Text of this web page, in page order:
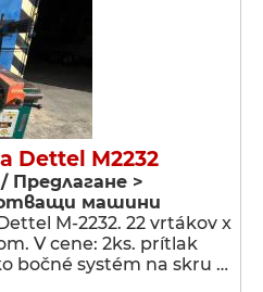
Dettel M2232
Предлагане >
машини
M-2232. 22 vrtákov x
V cene: 2ks. prítlak
bočné systém na skru …